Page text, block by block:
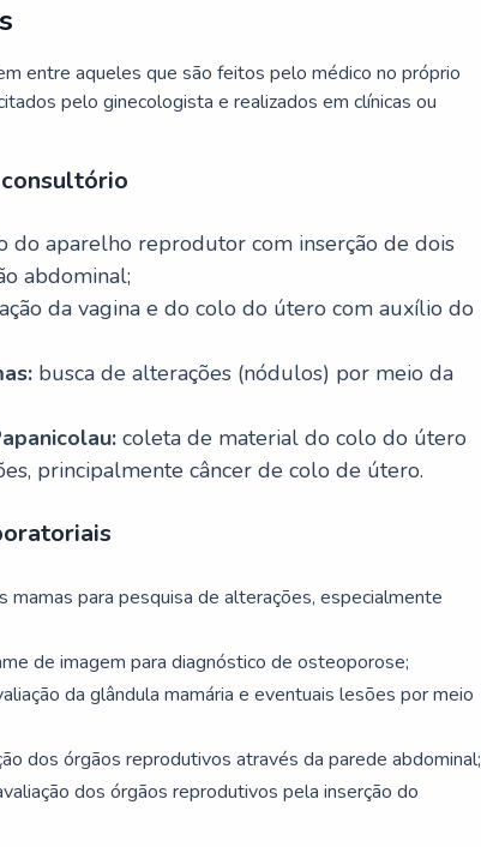
entre aqueles que são feitos pelo médico no próprio
pelo ginecologista e realizados em clínicas ou
do aparelho reprodutor com inserção de dois
abdominal;
da vagina e do colo do útero com auxílio do
busca de alterações (nódulos) por meio da
coleta de material do colo do útero
principalmente câncer de colo de útero.
mamas para pesquisa de alterações, especialmente
de imagem para diagnóstico de osteoporose;
da glândula mamária e eventuais lesões por meio
dos órgãos reprodutivos através da parede abdominal;
dos órgãos reprodutivos pela inserção do